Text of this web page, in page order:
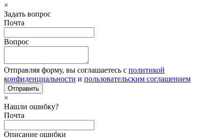
×
Задать вопрос
Почта
Вопрос
Отправляя форму, вы соглашаетесь с политикой
конфиденциальности и пользовательским соглашением
×
Нашли ошибку?
Почта
Описание ошибки